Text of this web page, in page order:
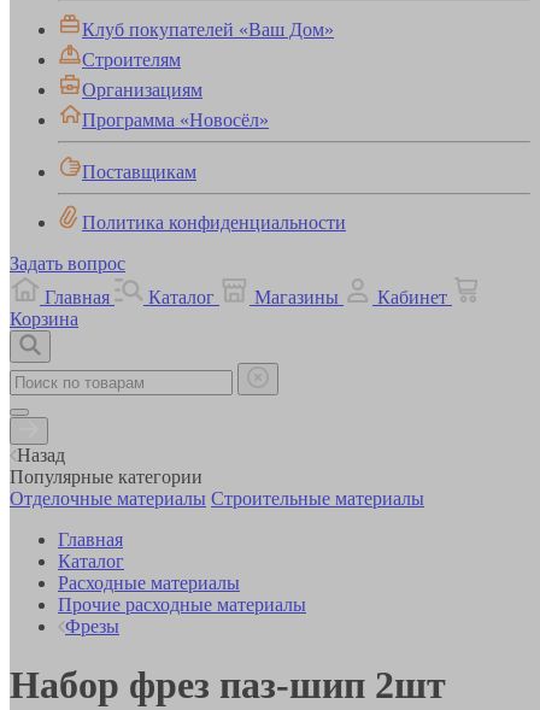
Клуб покупателей «Ваш Дом»
Строителям
Организациям
Программа «Новосёл»
Поставщикам
Политика конфиденциальности
Задать вопрос
Главная
Каталог Магазины
Кабинет
Корзина
Назад
Популярные категории
Отделочные материалы Строительные материалы
Главная
Каталог
Расходные материалы
Прочие расходные материалы
Фрезы
Набор фрез паз-шип 2шт